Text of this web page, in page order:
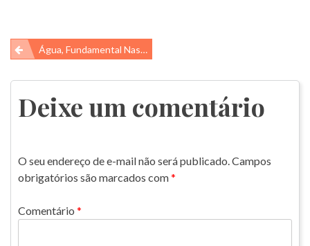
Navegação
de
Post
Água, Fundamental Nas Usinas Nucleares!
Deixe um comentário
O seu endereço de e-mail não será publicado.Campos
obrigatórios são marcados com*
Comentário *